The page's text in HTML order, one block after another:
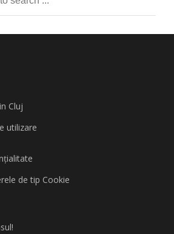
Cluj
utilizare
de tip Cookie